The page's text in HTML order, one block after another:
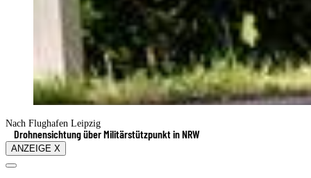
Nach Flughafen Leipzig
Drohnensichtung über Militärstützpunkt in NRW
ANZEIGE X